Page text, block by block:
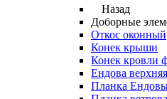
Назад
Доборные
Откос оконный
Конек крыши
Конек кровли
Ендова верхняя
Планка